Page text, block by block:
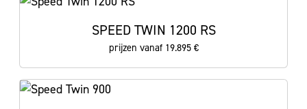
SPEED TWIN 1200 RS
prijzen vanaf 19.895 €